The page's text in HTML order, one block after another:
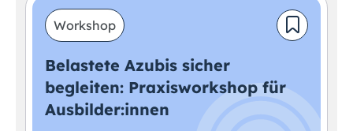
Workshop
Belastete Azubis sicher
begleiten: Praxisworkshop für
Ausbilder:innen